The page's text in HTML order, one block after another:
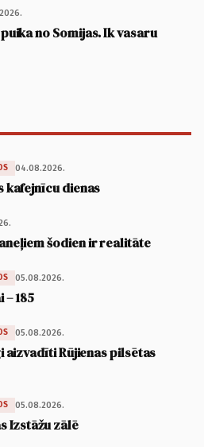
no Somijas. Ik vasaru
04.08.2026.
kafejnīcu dienas
šodien ir realitāte
05.08.2026.
185
05.08.2026.
aizvadīti Rūjienas pilsētas
05.08.2026.
Izstāžu zālē